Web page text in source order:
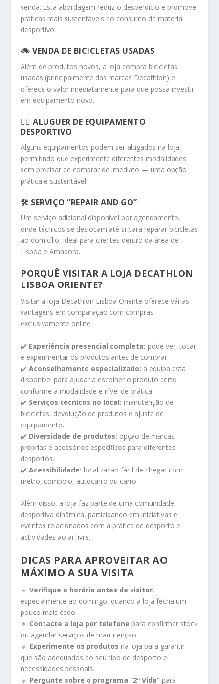
venda. Esta abordagem reduz o desperdício e promove
práticas mais sustentáveis no consumo de material
desportivo.
🚲VENDA DE BICICLETAS USADAS
Além de produtos novos, a loja compra bicicletas
usadas (principalmente das marcas Decathlon) e
oferece o valor imediatamente para que possa investir
em equipamento novo.
🚴‍♂️ALUGUER DE EQUIPAMENTO
DESPORTIVO
Alguns equipamentos podem ser alugados na loja,
permitindo que experimente diferentes modalidades
sem precisar de comprar de imediato — uma opção
prática e sustentável.
🛠️ SERVIÇO “REPAIR AND GO”
Um serviço adicional disponível por agendamento,
onde técnicos se deslocam até si para reparar bicicletas
ao domicílio, ideal para clientes dentro da área de
Lisboa e Amadora.
PORQUÊ VISITAR A LOJA DECATHLON
LISBOA ORIENTE?
Visitar a loja Decathlon Lisboa Oriente oferece várias
vantagens em comparação com compras
exclusivamente online:
✔️ Experiência presencial completa: pode ver, tocar
e experimentar os produtos antes de comprar.
✔️Aconselhamento especializado: a equipa está
disponível para ajudar a escolher o produto certo
conforme a modalidade e nível de prática.
✔️ Serviços técnicos no local: manutenção de
bicicletas, devolução de produtos e ajuste de
equipamento.
✔️ Diversidade de produtos: opção de marcas
próprias e acessórios específicos para diferentes
desportos.
✔️Acessibilidade: localização fácil de chegar com
metro, comboio, autocarro ou carro.
Além disso, a loja faz parte de uma comunidade
desportiva dinâmica, participando em iniciativas e
eventos relacionados com a prática de desporto e
actividades ao ar livre.
DICAS PARA APROVEITAR AO
MÁXIMO A SUA VISITA
🔹Verifique o horário antes de visitar,
especialmente ao domingo, quando a loja fecha um
pouco mais cedo.
🔹 Contacte a loja por telefone para confirmar stock
ou agendar serviços de manutenção.
🔹 Experimente os produtos na loja para garantir
que são adequados ao seu tipo de desporto e
necessidades pessoais.
🔹 Pergunte sobre o programa “2ª Vida” para